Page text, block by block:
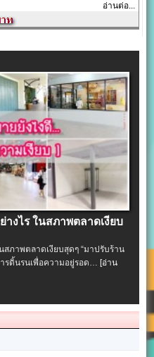
อ่านต่อ...
างไร ในสภาพตลาดเงียบ
สภาพตลาดเงียบสุดๆ “มาปรับร้าน
รดิ้นรนเพื่อความอยู่รอด… [อ่าน